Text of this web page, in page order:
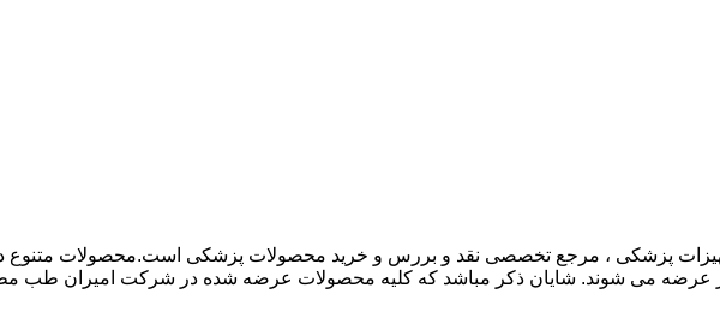
پزشکی ، مرجع تخصصی نقد و بررس و خرید محصولات پزشکی است.محصولات متنوع
می شوند. شایان ذکر مباشد که کلیه محصولات عرضه شده در شرکت امیران طب مطابق